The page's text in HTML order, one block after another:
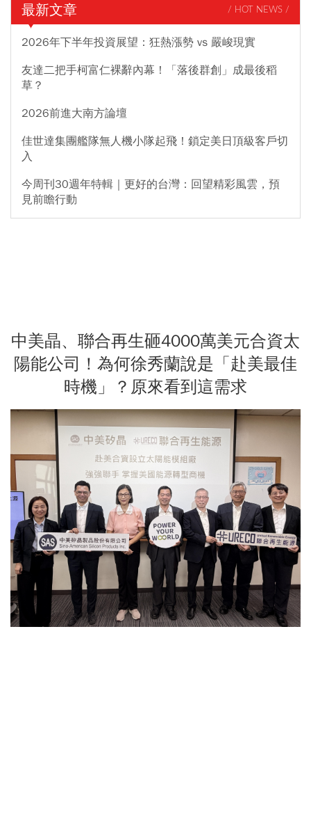
最新文章 / HOT NEWS /
2026年下半年投資展望：狂熱漲勢 vs 嚴峻現實
友達二把手柯富仁裸辭內幕！「落後群創」成最後稻
草？
2026前進大南方論壇
佳世達集團艦隊無人機小隊起飛！鎖定美日頂級客戶切
入
今周刊30週年特輯｜更好的台灣：回望精彩風雲，預
見前瞻行動
中美晶、聯合再生砸4000萬美元合資太
陽能公司！為何徐秀蘭說是「赴美最佳
時機」？原來看到這需求